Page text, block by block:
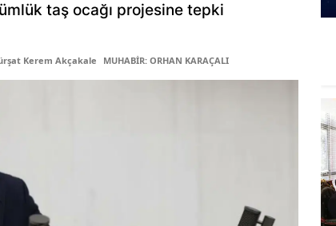
taş ocağı projesine tepki
Kerem Akçakale MUHABİR: ORHAN KARAÇALI